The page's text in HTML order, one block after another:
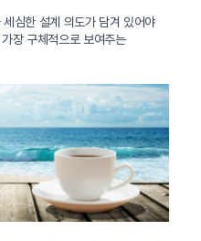
심한 설계 의도가 담겨 있어야
가장 구체적으로 보여주는